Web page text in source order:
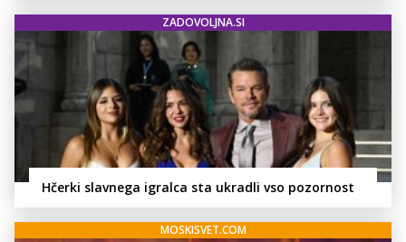
ZADOVOLJNA.SI
Hčerki slavnega igralca sta ukradli vso pozornost
MOSKISVET.COM